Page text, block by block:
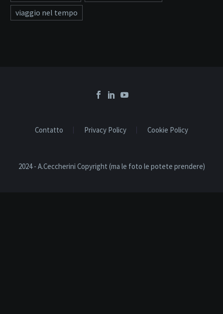
viaggio nel tempo
Contatto Privacy Policy Cookie Policy
2024 - A.Ceccherini Copyright (ma le foto le potete prendere)